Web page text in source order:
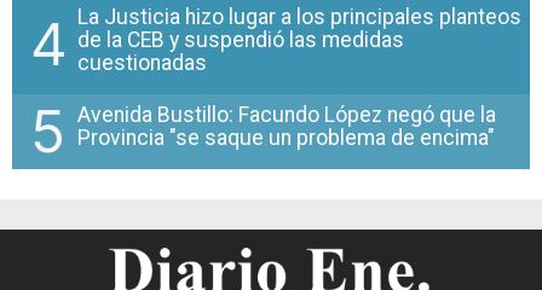
4 La Justicia hizo lugar a los principales planteos
de la CEB y suspendió las medidas
cuestionadas
5
Avenida Bustillo: Facundo López negó que la
Provincia "se saque un problema de encima"